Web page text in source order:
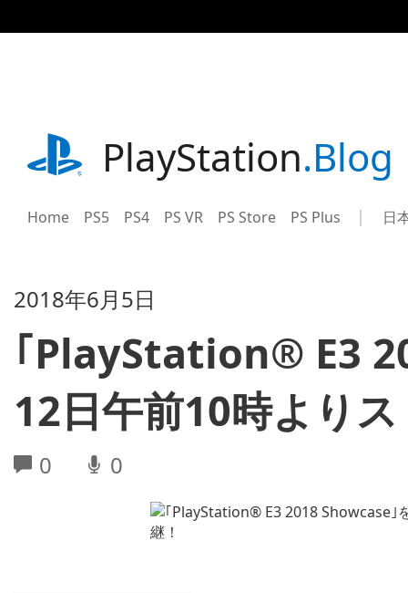
事
playstation.comPlayStation.Blog
Home PS5 PS4 PS VR PS Store PS Plus 日
2018年6月5日
｢PlayStation® E3
12日午前10時より
0 0